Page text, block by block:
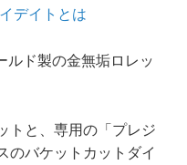
デイトとは
ルド製の金無垢ロレッ
トと、専用の「プレジ
のバケットカットダイ